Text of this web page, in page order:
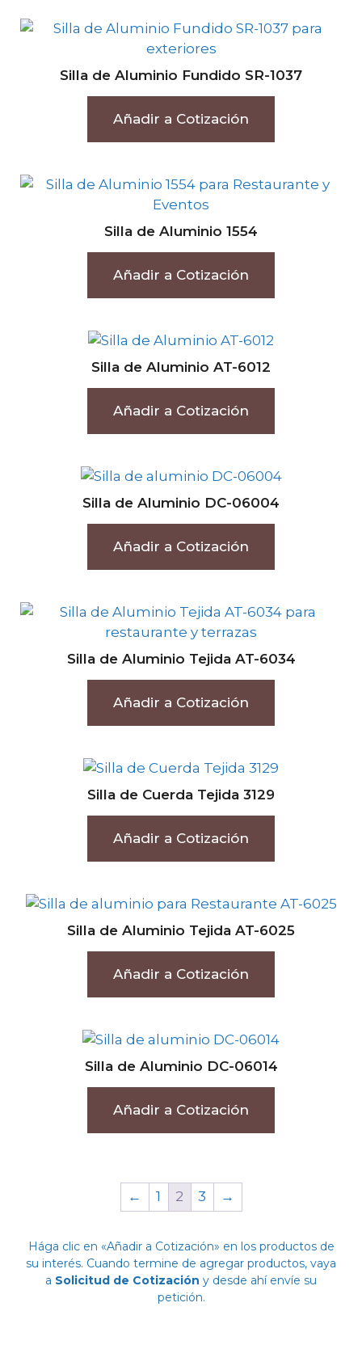
Silla de Aluminio Fundido SR-1037
Añadir a Cotización
Silla de Aluminio 1554
Añadir a Cotización
Silla de Aluminio AT-6012
Añadir a Cotización
Silla de Aluminio DC-06004
Añadir a Cotización
Silla de Aluminio Tejida AT-6034
Añadir a Cotización
Silla de Cuerda Tejida 3129
Añadir a Cotización
Silla de Aluminio Tejida AT-6025
Añadir a Cotización
Silla de Aluminio DC-06014
Añadir a Cotización
← 1 2 3 →
Hága clic en «Añadir a Cotización» en los productos de
su interés. Cuando termine de agregar productos, vaya
a Solicitud de Cotización y desde ahí envíe su
petición.